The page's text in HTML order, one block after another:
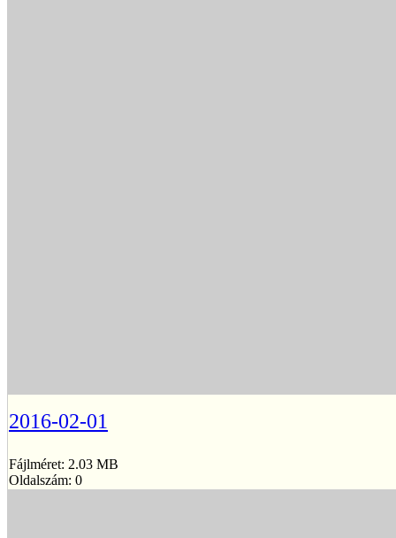
2016-02-01
Fájlméret: 2.03 MB
Oldalszám: 0